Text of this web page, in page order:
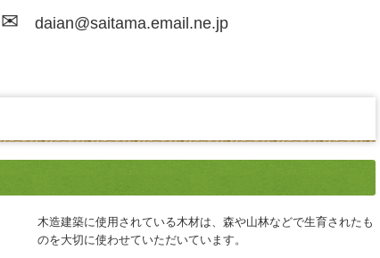
✉ daian@saitama.email.ne.jp
木造建築に使用されている木材は、森や山林などで生育されたも
のを大切に使わせていただいています。